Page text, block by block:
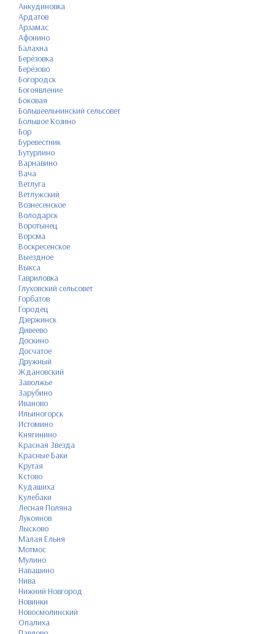
Анкудиновка
Ардатов
Арзамас
Афонино
Балахна
Берёзовка
Берёзово
Богородск
Богоявление
Боковая
Большеельнинский сельсовет
Большое Козино
Бор
Буревестник
Бутурлино
Варнавино
Вача
Ветлуга
Ветлужский
Вознесенское
Володарск
Воротынец
Ворсма
Воскресенское
Выездное
Выкса
Гавриловка
Глуховский сельсовет
Горбатов
Городец
Дзержинск
Дивеево
Доскино
Досчатое
Дружный
Ждановский
Заволжье
Зарубино
Иваново
Ильиногорск
Истомино
Княгинино
Красная Звезда
Красные Баки
Крутая
Кстово
Кудашиха
Кулебаки
Лесная Поляна
Лукоянов
Лысково
Малая Ельня
Мотмос
Мулино
Навашино
Нива
Нижний Новгород
Новинки
Новосмолинский
Опалиха